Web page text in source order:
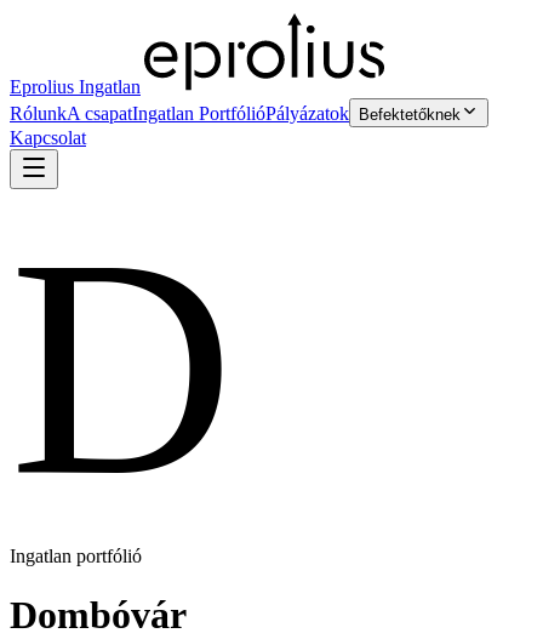
Eprolius Ingatlan
RólunkA csapatIngatlan PortfólióPályázatok Befektetőknek
Kapcsolat
D
Ingatlan portfólió
Dombóvár